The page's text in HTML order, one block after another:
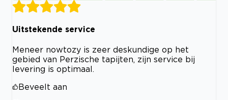
Uitstekende service
Meneer nowtozy is zeer deskundige op het
gebied van Perzische tapijten, zijn service bij
levering is optimaal.
Beveelt aan